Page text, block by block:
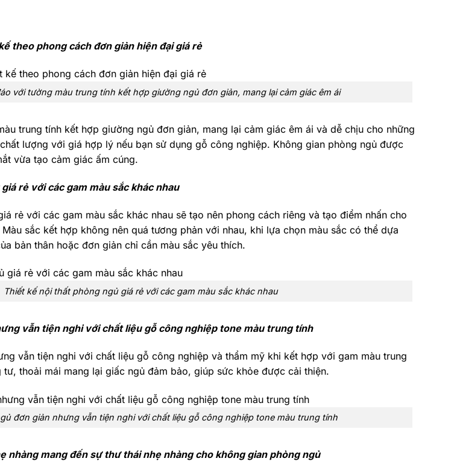
theo phong cách đơn giản hiện đại giá rẻ
với tường màu trung tính kết hợp giường ngủ đơn giản, mang lại cảm giác êm ái
trung tính kết hợp giường ngủ đơn giản, mang lại cảm giác êm ái và dễ chịu cho những
lượng với giá hợp lý nếu bạn sử dụng gỗ công nghiệp. Không gian phòng ngủ được
vừa tạo cảm giác ấm cúng.
rẻ với các gam màu sắc khác nhau
rẻ với các gam màu sắc khác nhau sẽ tạo nên phong cách riêng và tạo điểm nhấn cho
sắc kết hợp không nên quá tương phản với nhau, khi lựa chọn màu sắc có thể dựa
bản thân hoặc đơn giản chỉ cần màu sắc yêu thích.
Thiết kế nội thất phòng ngủ giá rẻ với các gam màu sắc khác nhau
vẫn tiện nghi với chất liệu gỗ công nghiệp tone màu trung tính
vẫn tiện nghi với chất liệu gỗ công nghiệp và thẩm mỹ khi kết hợp với gam màu trung
thoải mái mang lại giấc ngủ đảm bảo, giúp sức khỏe được cải thiện.
đơn giản nhưng vẫn tiện nghi với chất liệu gỗ công nghiệp tone màu trung tính
nhàng mang đến sự thư thái nhẹ nhàng cho không gian phòng ngủ